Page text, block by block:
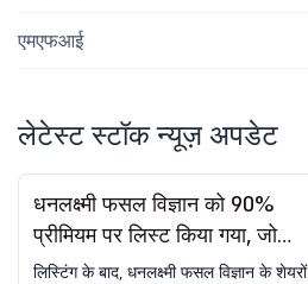
एमएफआई
लेटेस्ट स्टॉक न्यूज़ अपडेट
धनलक्ष्मी फसल विज्ञान को 90%
प्रीमियम पर लिस्ट किया गया, जो
बाद में अपर सर्किट पर पहुंच गया
लिस्टिंग के बाद, धनलक्ष्मी फसल विज्ञान के शेयरों